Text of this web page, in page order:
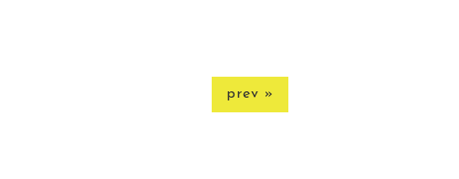
prev »